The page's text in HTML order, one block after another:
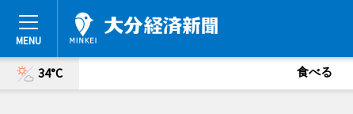
34°C 食べる